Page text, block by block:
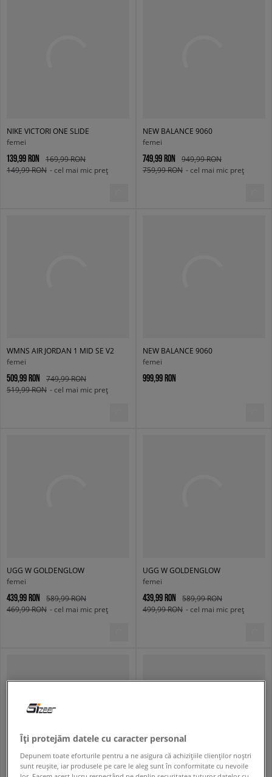
NIKE VICTORI ONE SLIDE
femei
139,99 RON
169,99 RON
149,99 RON - cel mai mic preț
NEW BALANCE 9060
femei
749,99 RON
949,99 RON
759,99 RON - cel mai mic preț
WMNS AIR JORDAN 1 MID SE V2
femei
509,99 RON
749,99 RON
519,99 RON - cel mai mic preț
NEW BALANCE 9060
femei
999,99 RON
UGG W GOLDENGLOW
femei
439,99 RON
589,99 RON
469,99 RON - cel mai mic preț
UGG W GOLDENGLOW
femei
439,99 RON
589,99 RON
499,99 RON - cel mai mic preț
Îți protejăm datele cu caracter personal
Depunem toate eforturile pentru a ne asigura că achizițiile clienților noștri
sunt reușite, iar produsele pe care le aleg sunt în conformitate cu nevoile